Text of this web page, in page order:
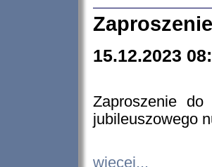
15.12.2023
Zaproszenie do
jubileuszowego
więcej...